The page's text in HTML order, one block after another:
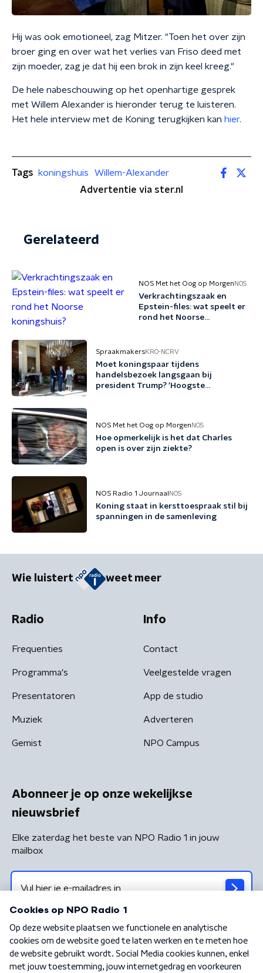
Hij was ook emotioneel, zag Mitzer. "Toen het over zijn
broer ging en over wat het verlies van Friso deed met
zijn moeder, zag je dat hij een brok in zijn keel kreeg."
De hele nabeschouwing op het openhartige gesprek
met Willem Alexander is hieronder terug te luisteren.
Het hele interview met de Koning terugkijken kan hier.
Tags koningshuis
Willem-Alexander
Advertentie via ster.nl
Gerelateerd
NOS Met het Oog op Morgen NOS
Verkrachtingszaak en
Epstein-files: wat speelt er
rond het Noorse
SpraakmakersKRO-NCRV
Moet koningspaar tijdens
handelsbezoek langsgaan bij
president Trump? 'Hoogste
NOS Met het Oog op Morgen NOS
Hoe opmerkelijk is het dat Charles
open is over zijn ziekte?
NOS Radio 1 Journaal NOS
Koning staat in kersttoespraak stil bij
spanningen in de samenleving
Wie luistert weet meer
Radio
Frequenties
Programma's
Presentatoren
Muziek
Gemist
Info
Contact
Veelgestelde vragen
App de studio
Adverteren
NPO Campus
Abonneer je op onze wekelijkse
nieuwsbrief
Elke zaterdag het beste van NPO Radio 1 in jouw
mailbox
Algemene voorwaarden